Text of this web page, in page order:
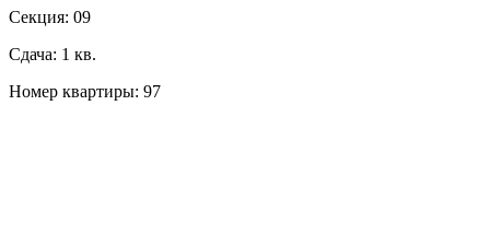
Секция: 09
Сдача: 1 кв.
Номер квартиры: 97